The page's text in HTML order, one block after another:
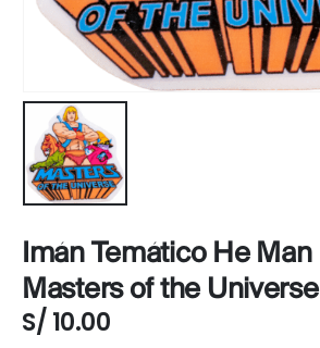
Imán Temático He Man
Masters of the Universe
S/ 10.00